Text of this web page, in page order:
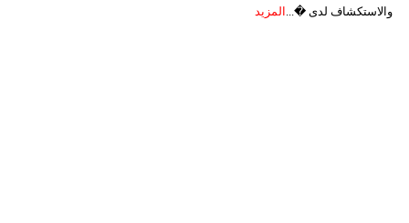
والاستكشاف لدى �... المزيد